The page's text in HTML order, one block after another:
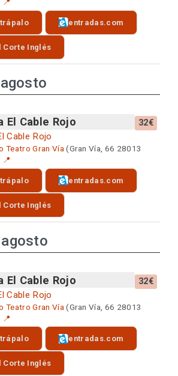
entradas.com
Corte Inglés
El Cable Rojo 32€
Cable Rojo
Teatro Gran Vía(Gran Vía, 66 28013
📍
entradas.com
Corte Inglés
El Cable Rojo 32€
Cable Rojo
Teatro Gran Vía (Gran Vía, 66 28013
📍
entradas.com
Corte Inglés